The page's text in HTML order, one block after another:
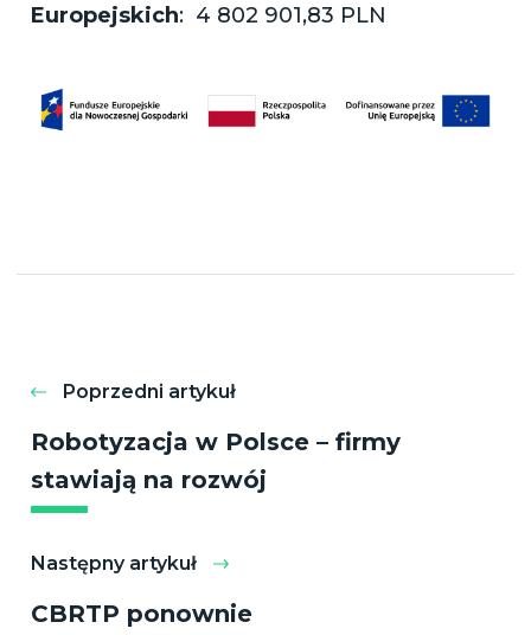
Europejskich: 4 802 901,83 PLN
Poprzedni artykuł
Robotyzacja w Polsce – firmy
stawiają na rozwój
Następny artykuł
CBRTP ponownie